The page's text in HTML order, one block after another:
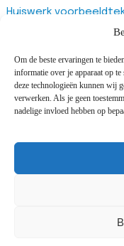
Om de beste ervaringen te
informatie over je apparaat op
deze technologieën kunnen wij
verwerken. Als je geen
nadelige invloed hebben op
Huiswerk
Magister studiewijzers
Magister
Zoom account
Zoom recurring
Vragenlijst van
©2025 All rights
Design and